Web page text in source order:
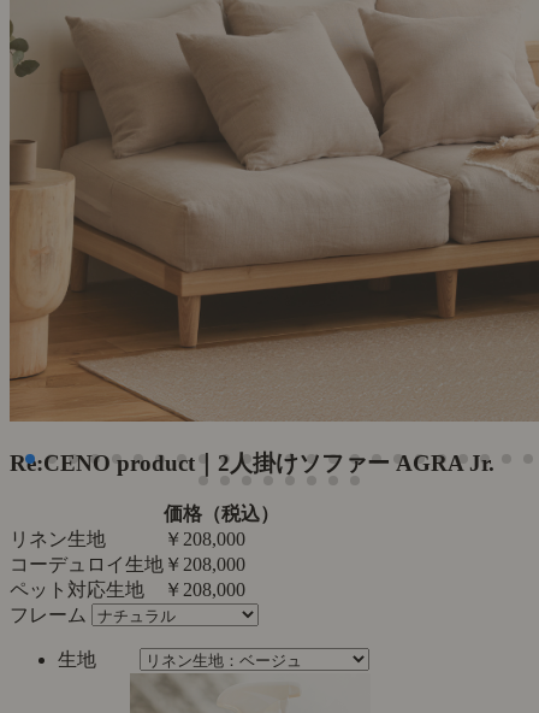
Re:CENO product｜2人掛けソファー AGRA Jr.
価格（税込）
リネン生地
￥208,000
コーデュロイ生地 ￥208,000
ペット対応生地
￥208,000